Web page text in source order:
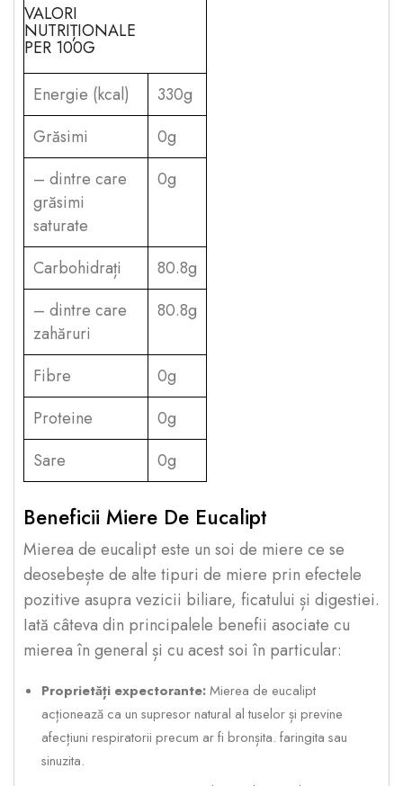
VALORI
NUTRIȚIONALE
PER 100G
Energie (kcal)
330g
Grăsimi
0g
– dintre care
grăsimi
saturate
0g
Carbohidrați
80.8g
– dintre care
zahăruri
80.8g
Fibre
0g
Proteine
0g
Sare
0g
Beneficii Miere De Eucalipt
Mierea de eucalipt este un soi de miere ce se
deosebește de alte tipuri de miere prin efectele
pozitive asupra vezicii biliare, ficatului și digestiei.
Iată câteva din principalele benefii asociate cu
mierea în general și cu acest soi în particular:
Proprietăți expectorante:Mierea de eucalipt
acționează ca un supresor natural al tuselor și previne
afecțiuni respiratorii precum ar fi bronșita. faringita sau
sinuzita.